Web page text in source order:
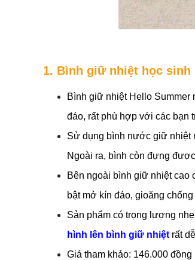
1. Bình giữ nhiệt học sinh
Bình giữ nhiệt Hello Summer
đáo, rất phù hợp với các bạn
Sử dụng bình nước giữ nhiệt
Ngoài ra, bình còn đựng
Bên ngoài bình giữ nhiệt cao
bật mở kín đáo, gioăng
Sản phẩm có trọng lượng
hình lên bình giữ nhiệt rất dễ
Giá tham khảo: 146.000 đồng